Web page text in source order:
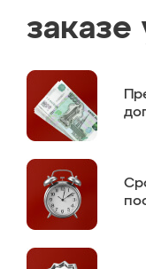
заказе